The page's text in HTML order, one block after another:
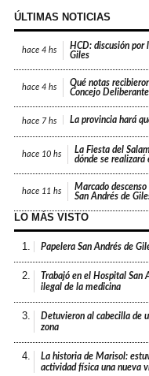
ÚLTIMAS NOTICIAS
hace 4 hs
HCD: discusión por
Giles
hace 4 hs
Qué notas
Concejo Deliberante
hace 7 hs La provincia hará
hace 10 hs
La Fiesta del
dónde se realizará
hace 11 hs
Marcado
San Andrés de
LO MÁS VISTO
1. Papelera San Andrés de
2.
Trabajó en el Hospital San
ilegal de la medicina
3.
Detuvieron al cabecilla de
zona
4.
La historia de Marisol:
actividad física una nueva